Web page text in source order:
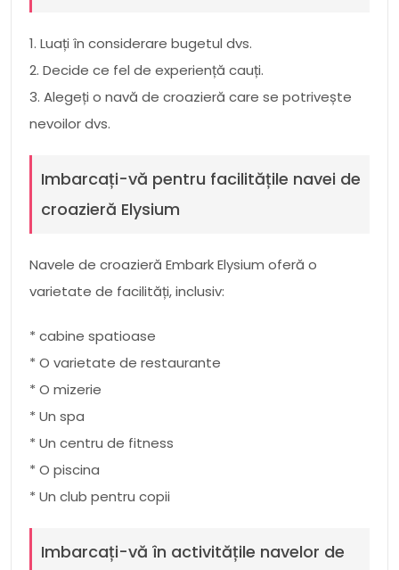
1. Luați în considerare bugetul dvs.
2. Decide ce fel de experiență cauți.
3. Alegeți o navă de croazieră care se potrivește
nevoilor dvs.
Imbarcați-vă pentru facilitățile navei de
croazieră Elysium
Navele de croazieră Embark Elysium oferă o
varietate de facilități, inclusiv:
* cabine spatioase
* O varietate de restaurante
* O mizerie
* Un spa
* Un centru de fitness
* O piscina
* Un club pentru copii
Imbarcați-vă în activitățile navelor de